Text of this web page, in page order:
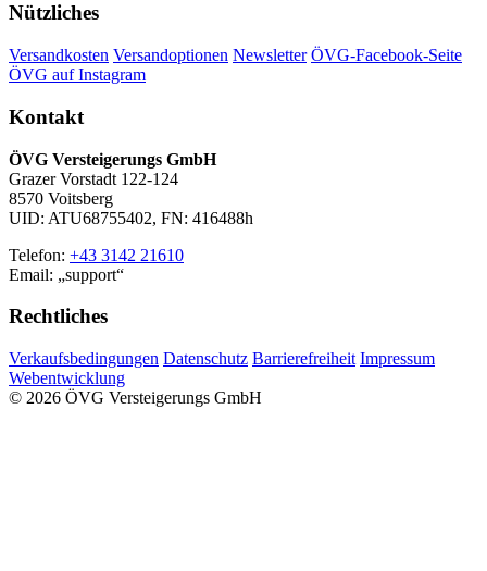
Nützliches
Versandkosten Versandoptionen Newsletter ÖVG-Facebook-Seite
ÖVG auf Instagram
Kontakt
ÖVG Versteigerungs GmbH
Grazer Vorstadt 122-124
8570 Voitsberg
UID: ATU68755402, FN: 416488h
Telefon: +43 3142 21610
Email:
support
Rechtliches
Verkaufsbedingungen Datenschutz Barrierefreiheit Impressum
Webentwicklung
© 2026 ÖVG Versteigerungs GmbH